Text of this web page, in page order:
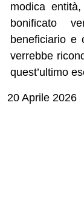
modica
bonificato
beneficiario e
verrebbe
quest’ultimo
20 Aprile 2026